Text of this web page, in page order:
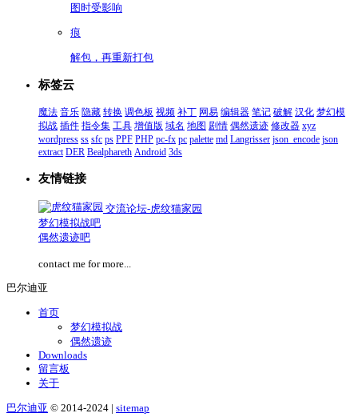
图时受影响
痕
解包，再重新打包
标签云
魔法 音乐 隐藏 转换 调色板 视频 补丁 网易 编辑器 笔记 破解 汉化 梦幻模
拟战 插件 指令集 工具 增值版 域名 地图 剧情 偶然遗迹 修改器 xyz
wordpress ss sfc ps PPF PHP pc-fx pc palette md Langrisser json_encode json
extract DER Bealphareth Android 3ds
友情链接
交流论坛-虎纹猫家园
梦幻模拟战吧
偶然遗迹吧
contact me for more...
巴尔迪亚
首页
梦幻模拟战
偶然遗迹
Downloads
留言板
关于
巴尔迪亚 © 2014-2024 | sitemap